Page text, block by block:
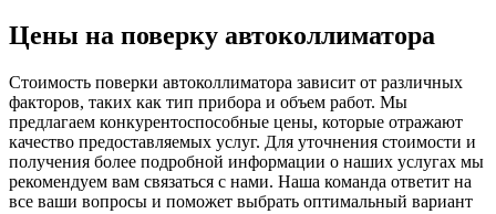
Цены на поверку автоколлиматора
Стоимость поверки автоколлиматора зависит от различных
факторов, таких как тип прибора и объем работ. Мы
предлагаем конкурентоспособные цены, которые отражают
качество предоставляемых услуг. Для уточнения стоимости и
получения более подробной информации о наших услугах мы
рекомендуем вам связаться с нами. Наша команда ответит на
все ваши вопросы и поможет выбрать оптимальный вариант